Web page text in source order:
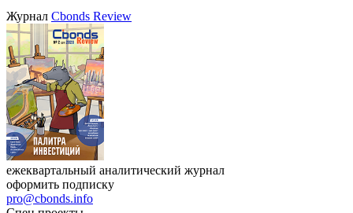
VIII международная конференция «Рынок капитала
Республики Узбекистан»
17.09.2026, Ташкент
ЖурналCbonds Review